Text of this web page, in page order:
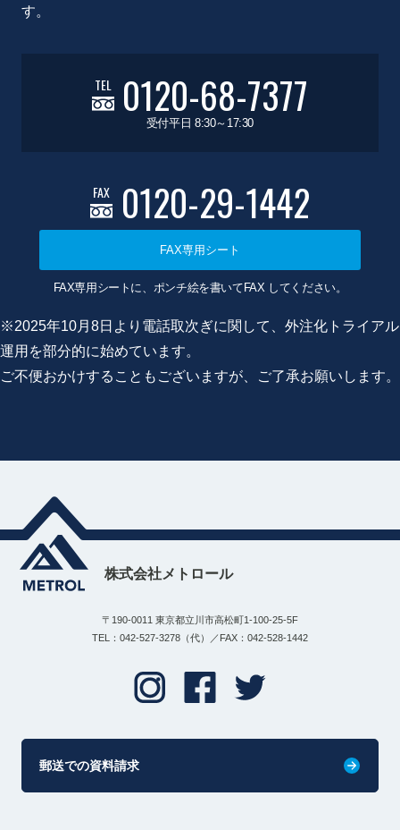
す。
TEL 0120-68-7377
受付平日 8:30～17:30
FAX 0120-29-1442
FAX専用シート
FAX専用シートに、ポンチ絵を書いてFAX してください。
※2025年10月8日より電話取次ぎに関して、外注化トライアル
運用を部分的に始めています。
ご不便おかけすることもございますが、ご了承お願いします。
株式会社メトロール
〒190-0011 東京都立川市高松町1-100-25-5F
TEL：042-527-3278（代）／FAX：042-528-1442
郵送での資料請求